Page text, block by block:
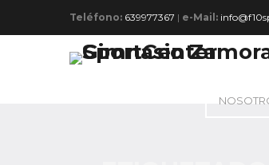
Teléfono: 639977367 | e-Mail: